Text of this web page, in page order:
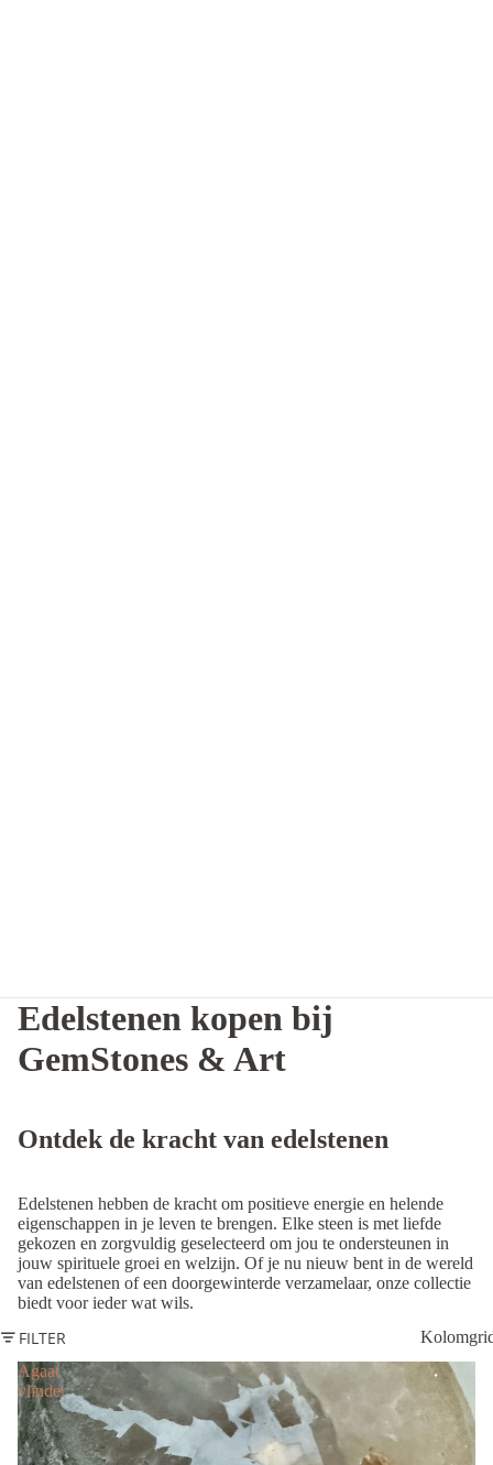
Edelstenen kopen bij
GemStones & Art
Ontdek de kracht van edelstenen
Edelstenen hebben de kracht om positieve energie en helende
eigenschappen in je leven te brengen. Elke steen is met liefde
gekozen en zorgvuldig geselecteerd om jou te ondersteunen in
jouw spirituele groei en welzijn. Of je nu nieuw bent in de wereld
van edelstenen of een doorgewinterde verzamelaar, onze collectie
biedt voor ieder wat wils.
FILTER
Agaat
vlinder